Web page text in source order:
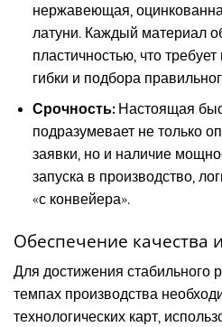
нержавеющая,
латуни. Каждый материал
пластичностью, что
гибки и подбора
Срочность:Настоящая
подразумевает не только
заявки, но и наличие
запуска в производство,
«с конвейера».
Обеспечение качества
Для достижения стабильного
темпах производства
технологических карт,